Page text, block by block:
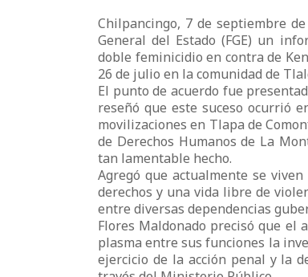
Chilpancingo, 7 de septiembre
General del Estado (FGE) un
doble feminicidio en contra de
26 de julio en la comunidad de
El punto de acuerdo fue
reseñó que este suceso ocurrió
movilizaciones en Tlapa de
de Derechos Humanos de La
tan lamentable hecho.
Agregó que actualmente se
derechos y una vida libre de
entre diversas dependencias
Flores Maldonado precisó que el
plasma entre sus funciones la
ejercicio de la acción penal y la